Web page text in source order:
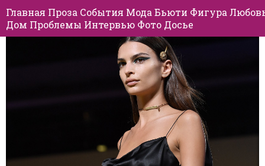
Главная Проза События Мода Бьюти Фигура
Дом Проблемы Интервью Фото Досье